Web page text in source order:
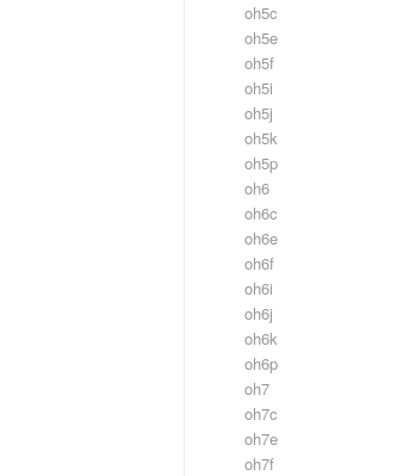
oh5c
oh5e
oh5f
oh5i
oh5j
oh5k
oh5p
oh6
oh6c
oh6e
oh6f
oh6i
oh6j
oh6k
oh6p
oh7
oh7c
oh7e
oh7f